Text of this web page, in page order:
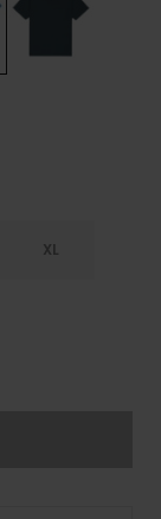
XL